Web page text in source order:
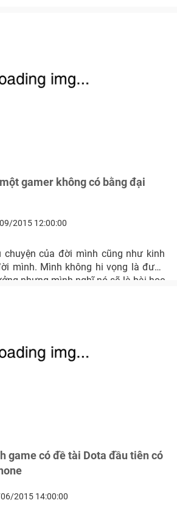
gamer không có bằng đại
2015 12:00:00
chuyện của đời mình cũng như kinh
mình. Mình không hi vọng là được
nhưng mình nghĩ nó sẽ là bài học
game có đề tài Dota đầu tiên có
2015 14:00:00